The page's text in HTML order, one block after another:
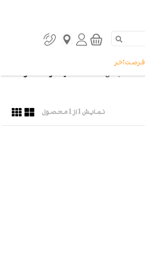
فرصت آخر
دسته بندی ها
نمایش1از 1 محصول